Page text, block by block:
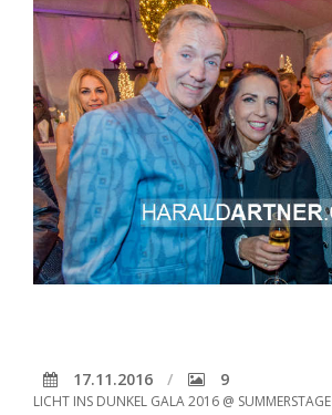
17.11.2016 9
LICHT INS DUNKEL GALA 2016 @ SUMMERSTAGE